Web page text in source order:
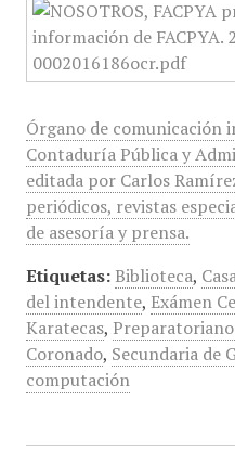
Órgano de comunicación
Contaduría Pública y
editada por Carlos
periódicos, revistas
de asesoría y prensa.
Etiquetas: Biblioteca,
del intendente, Exámen
Karatecas,
Coronado, Secundaria de
computación